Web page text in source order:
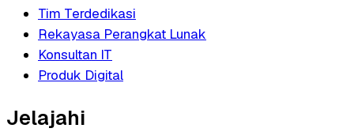
Tim Terdedikasi
Rekayasa Perangkat Lunak
Konsultan IT
Produk Digital
Jelajahi